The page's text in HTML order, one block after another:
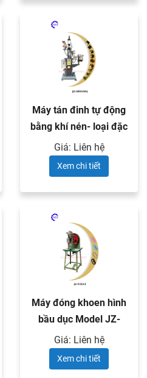
Máy tán đinh tự động
bằng khí nén- loại đặc
...
Giá: Liên hệ
Xem chi tiết
Máy đóng khoen hình
bầu dục Model JZ-
918AT
Giá: Liên hệ
Xem chi tiết